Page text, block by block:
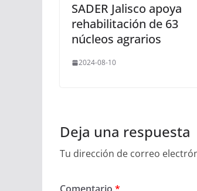
SADER Jalisco apoya
rehabilitación de 63
núcleos agrarios
2024-08-10
Deja una respuesta
Tu dirección de correo